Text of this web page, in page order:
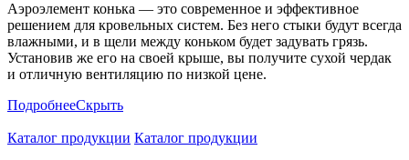
Аэроэлемент конька — это современное и эффективное
решением для кровельных систем. Без него стыки будут всегда
влажными, и в щели между коньком будет задувать грязь.
Установив же его на своей крыше, вы получите сухой чердак
и отличную вентиляцию по низкой цене.
ПодробнееСкрыть
Каталог продукции Каталог продукции